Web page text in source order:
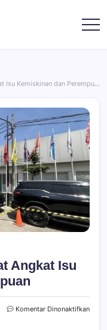
Kemiskinan dan Perempuan
Angkat Isu
Komentar Dinonaktifkan